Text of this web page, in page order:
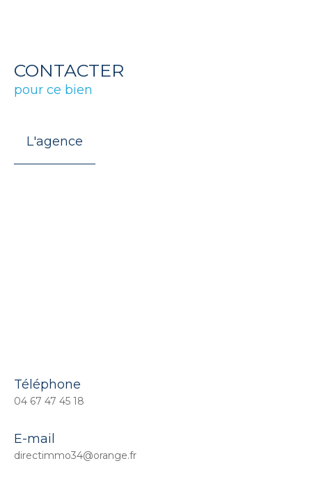
CONTACTER
pour ce bien
L'agence
Téléphone
04 67 47 45 18
E-mail
directimmo34@orange.fr